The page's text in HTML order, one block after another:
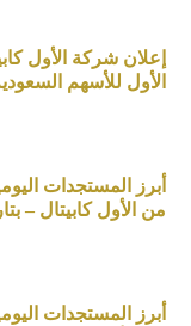
إعلان شركة الأول
الأول للأسهم السعودية
أبرز المستجدات
من الأول كابيتال – بتاريخ: 12-
أبرز المستجدات